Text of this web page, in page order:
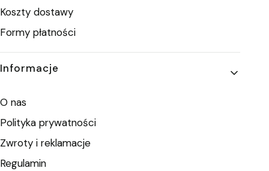
Koszty dostawy
Formy płatności
Informacje
O nas
Polityka prywatności
Zwroty i reklamacje
Regulamin